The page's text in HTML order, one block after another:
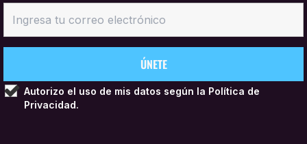
Autorizo el uso de mis datos según la Política de
Privacidad.